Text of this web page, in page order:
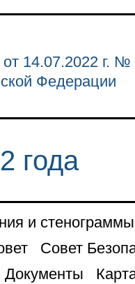
14.07.2022 г.
Федерации
года
и стенограммы
Совет
Документы